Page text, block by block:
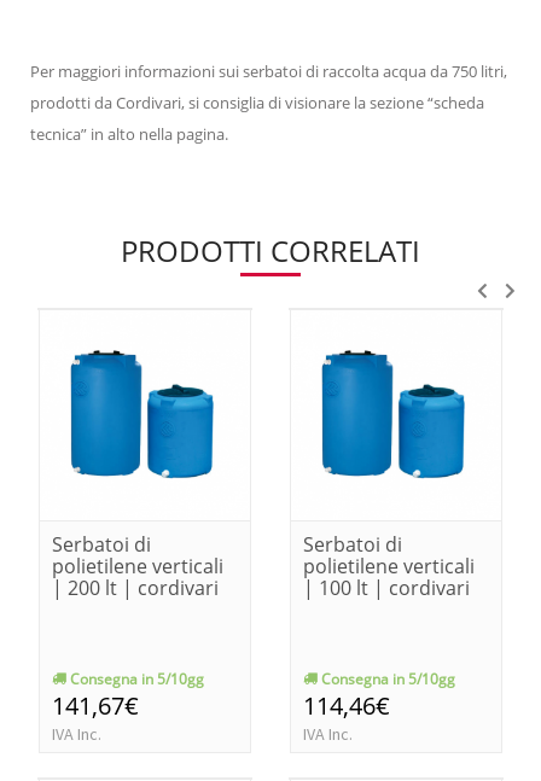
Per maggiori informazioni sui serbatoi di raccolta acqua da 750 litri,
prodotti da Cordivari, si consiglia di visionare la sezione “scheda
tecnica” in alto nella pagina.
PRODOTTI CORRELATI
Serbatoi di
polietilene verticali
| 200 lt | cordivari
Consegna in 5/10gg
141,67€
IVA Inc.
Serbatoi di
polietilene verticali
| 100 lt | cordivari
Consegna in 5/10gg
114,46€
IVA Inc.